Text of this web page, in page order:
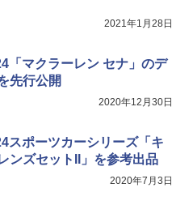
2021年1月28日
「マクラーレン セナ」のデ
先行公開
2020年12月30日
スポーツカーシリーズ「キ
ンズセットII」を参考出品
2020年7月3日